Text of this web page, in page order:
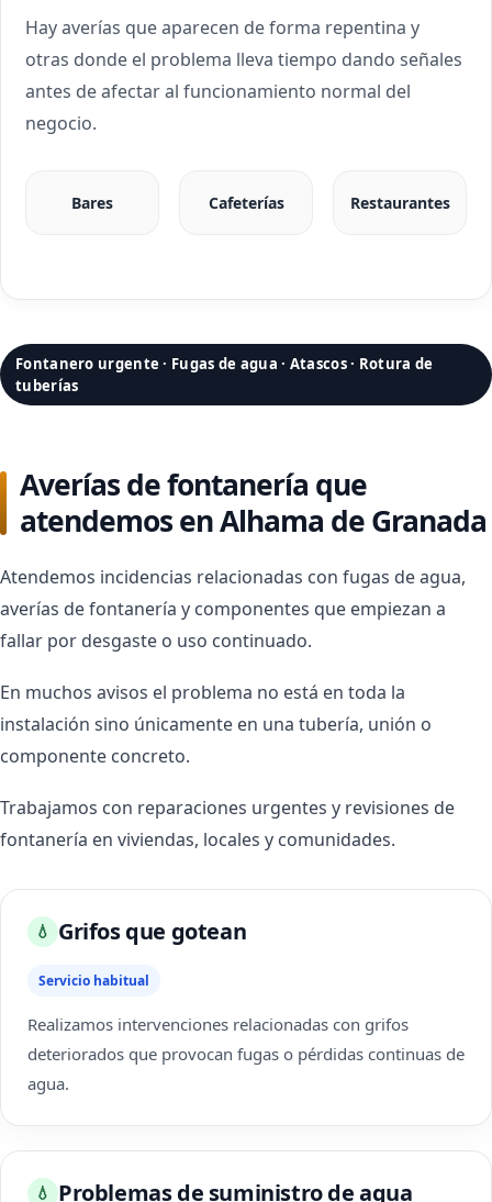
Hay averías que aparecen de forma repentina y
otras donde el problema lleva tiempo dando señales
antes de afectar al funcionamiento normal del
negocio.
Bares Cafeterías Restaurantes
Fontanero urgente · Fugas de agua · Atascos · Rotura de
tuberías
Averías de fontanería que
atendemos en Alhama de Granada
Atendemos incidencias relacionadas con fugas de agua,
averías de fontanería y componentes que empiezan a
fallar por desgaste o uso continuado.
En muchos avisos el problema no está en toda la
instalación sino únicamente en una tubería, unión o
componente concreto.
Trabajamos con reparaciones urgentes y revisiones de
fontanería en viviendas, locales y comunidades.
💧 Grifos que gotean
Servicio habitual
Realizamos intervenciones relacionadas con grifos
deteriorados que provocan fugas o pérdidas continuas de
agua.
💧 Problemas de suministro de agua